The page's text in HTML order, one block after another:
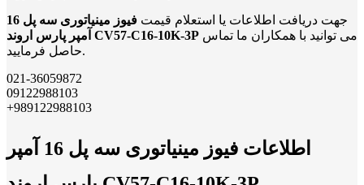
جهت دریافت اطلاعات یا استعلام قیمت
فیوز مینیاتوری سه پل 16
آمپر پارس اروند CV57-C16-10K-3P
حاصل فرمایید.
021-36059872
09122988103
+989122988103
اطلاعات فیوز مینیاتوری سه پل 16 آمپر